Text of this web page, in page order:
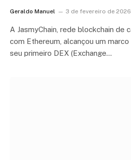
Geraldo Manuel 3 de fevereiro de 2026
A JasmyChain, rede blockchain de
com Ethereum, alcançou um
seu primeiro DEX (Exchange…